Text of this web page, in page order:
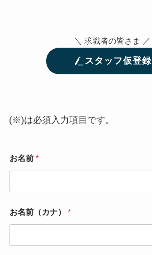
＼ 求職者の皆さま ／
スタッフ仮登録
(※)は必須入力項目です。
お名前 *
お名前（カナ） *